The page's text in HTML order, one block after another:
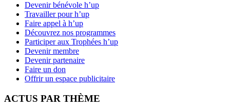
Devenir bénévole h’up
Travailler pour h’up
Faire appel à h’up
Découvrez nos programmes
Participer aux Trophées h’up
Devenir membre
Devenir partenaire
Faire un don
Offrir un espace publicitaire
ACTUS PAR THÈME